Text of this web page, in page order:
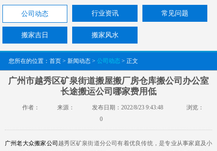
公司动态 行业资讯 常见问题
搬家吉日 搬家风水
您所在的位置： 首页 > 新闻动态 > 公司动态 > 正文
广州市越秀区矿泉街道搬屋搬厂房仓库搬公司办公室
长途搬运公司哪家费用低
作者： 来源： 发布日期：2022/8/23 9:43:48
浏览：
0
广州老大众搬家公司 越秀区矿泉街道分公司有着优良传统，是专业从事家庭及小